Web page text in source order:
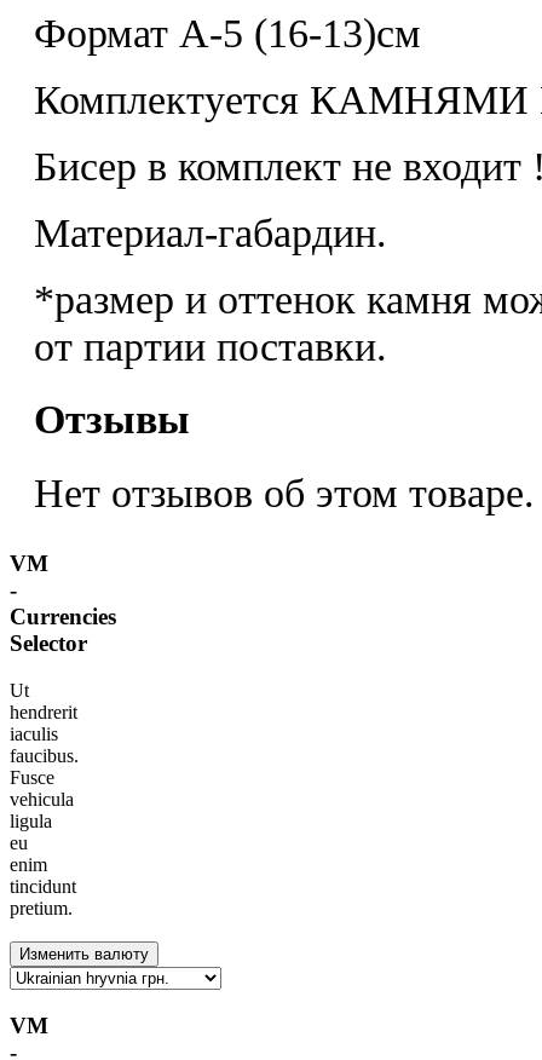
Формат А-5 (16-13)см
Комплектуется
Бисер в комплект не входит
Материал-габардин.
*размер и оттенок камня
от партии поставки.
Отзывы
Нет отзывов об этом товаре.
VM
-
Currencies
Selector
Ut
hendrerit
iaculis
faucibus.
Fusce
vehicula
ligula
eu
enim
tincidunt
pretium.
VM
-